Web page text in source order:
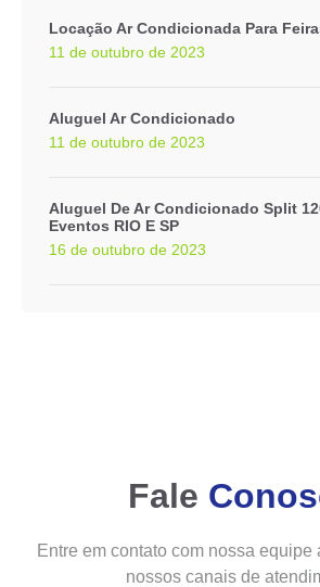
Locação Ar Condicionada Para
11 de outubro de 2023
Aluguel Ar Condicionado
11 de outubro de 2023
Aluguel De Ar Condicionado Split
Eventos RIO E SP
16 de outubro de 2023
Fale
Entre em contato com nossa equipe
nossos canais de